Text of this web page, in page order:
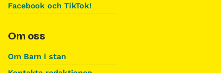
Facebook och TikTok!
Om oss
Om Barn i stan